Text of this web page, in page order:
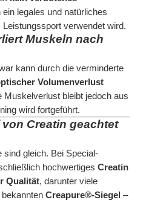
ein legales und natürliches
verwendet wird.
Muskeln nach
kann durch die verminderte
Volumenverlust
Muskelverlust bleibt jedoch aus
wird fortgeführt.
Creatin geachtet
sind gleich. Bei Special-
hochwertiges Creatin
Qualität, darunter viele
Creapure®-Siegel –